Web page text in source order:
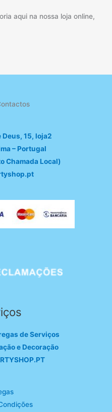
aqui na nossa loja online,
Deus, 15, loja2
– Portugal
Chamada Local)
de Serviços
e Decoração